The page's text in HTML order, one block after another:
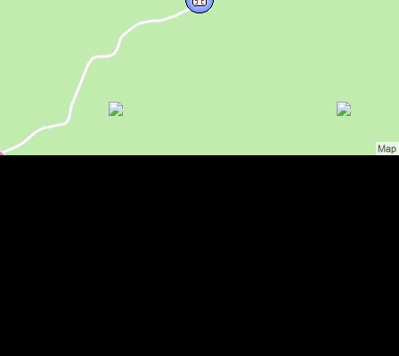
Kukorica patak, Boga , Fotó: Hám Péter